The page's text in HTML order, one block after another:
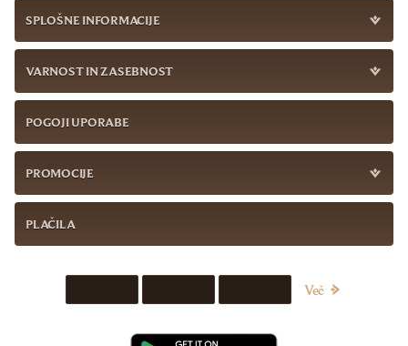
SPLOŠNE INFORMACIJE
VARNOST IN ZASEBNOST
POGOJI UPORABE
PROMOCIJE
PLAČILA
Več